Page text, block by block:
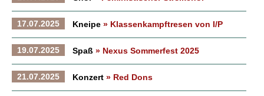
17.07.2025 Kneipe » Klassenkampftresen von I/P
19.07.2025 Spaß » Nexus Sommerfest 2025
21.07.2025 Konzert » Red Dons